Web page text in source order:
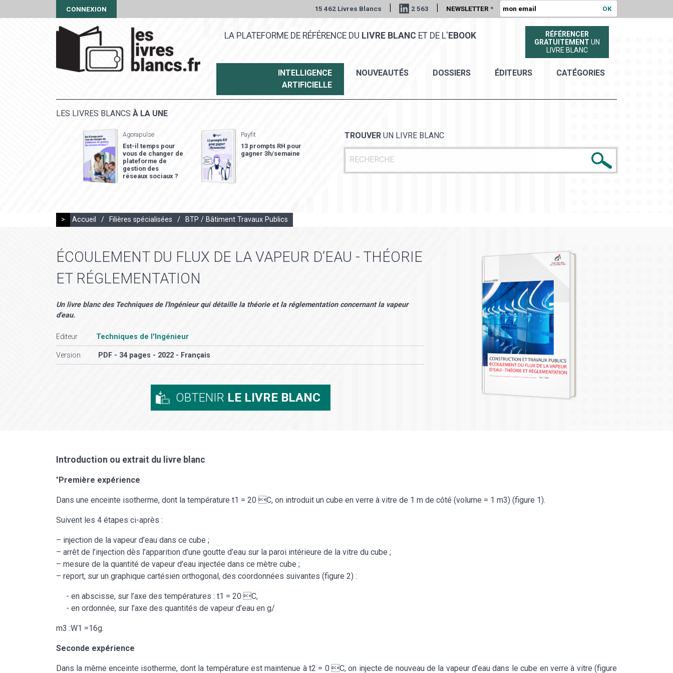
CONNEXION 15 462 Livres Blancs | 2 563 | NEWSLETTER *
LA PLATEFORME DE RÉFÉRENCE DU LIVRE BLANC ET DE L' EBOOK
RÉFÉRENCER
GRATUITEMENT UN
LIVRE BLANC
INTELLIGENCE
ARTIFICIELLE
NOUVEAUTÉS DOSSIERS ÉDITEURS CATÉGORIES
LES LIVRES BLANCS À LA UNE
Agorapulse
Est-il temps pour
vous de changer de
plateforme de
gestion des
réseaux sociaux ?
Payfit
13 prompts RH pour
gagner 3h/semaine
TROUVER UN LIVRE BLANC
> Accueil / Filières spécialisées / BTP / Bâtiment Travaux Publics
ÉCOULEMENT DU FLUX DE LA VAPEUR D’EAU - THÉORIE
ET RÉGLEMENTATION
Un livre blanc des Techniques de l'Ingénieur qui détaille la théorie et la réglementation concernant la vapeur
d'eau.
Editeur Techniques de l'Ingénieur
Version PDF - 34 pages - 2022 - Français
OBTENIR LE LIVRE BLANC
Introduction ou extrait du livre blanc
"Première expérience
Dans une enceinte isotherme, dont la température t1 = 20 C, on introduit un cube en verre à vitre de 1 m de côté (volume = 1 m3) (figure 1).
Suivent les 4 étapes ci-après :
– injection de la vapeur d’eau dans ce cube ;
– arrêt de l’injection dès l’apparition d’une goutte d’eau sur la paroi intérieure de la vitre du cube ;
– mesure de la quantité de vapeur d’eau injectée dans ce mètre cube ;
– report, sur un graphique cartésien orthogonal, des coordonnées suivantes (figure 2) :
- en abscisse, sur l’axe des températures : t1 = 20 C,
- en ordonnée, sur l’axe des quantités de vapeur d’eau en g/
m3 :W1 =16g.
Seconde expérience
Dans la même enceinte isotherme, dont la température est maintenue à t2 = 0 C, on injecte de nouveau de la vapeur d’eau dans le cube en verre à vitre (figure